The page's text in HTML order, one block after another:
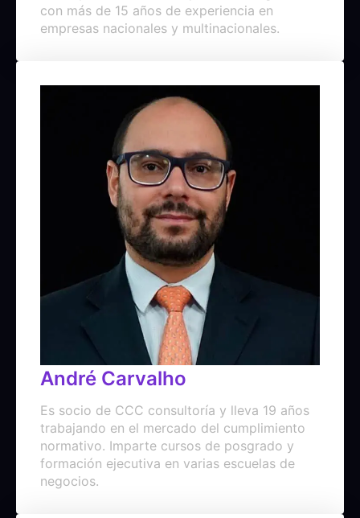
con más de 15 años de experiencia en
empresas nacionales y multinacionales.
André Carvalho
Es socio de CCC consultoría y lleva 19 años
trabajando en el mercado del cumplimiento
normativo. Imparte cursos de posgrado y
formación ejecutiva en varias escuelas de
negocios.